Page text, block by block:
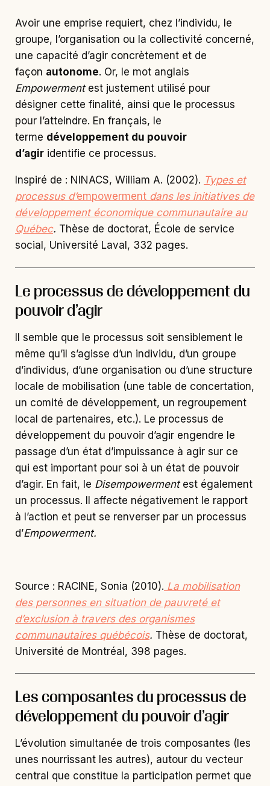
Avoir une emprise requiert, chez l’individu, le
groupe, l’organisation ou la collectivité concerné,
une capacité d’agir concrètement et de
façon autonome. Or, le mot anglais
Empowerment est justement utilisé pour
désigner cette finalité, ainsi que le processus
pour l’atteindre. En français, le
terme développement du pouvoir
d’agir identifie ce processus.
Inspiré de : NINACS, William A. (2002). Types et
processus d’empowerment dans les initiatives de
développement économique communautaire au
Québec. Thèse de doctorat, École de service
social, Université Laval, 332 pages.
Le processus de développement du
pouvoir d’agir
Il semble que le processus soit sensiblement le
même qu’il s’agisse d’un individu, d’un groupe
d’individus, d’une organisation ou d’une structure
locale de mobilisation (une table de concertation,
un comité de développement, un regroupement
local de partenaires, etc.). Le processus de
développement du pouvoir d’agir engendre le
passage d’un état d’impuissance à agir sur ce
qui est important pour soi à un état de pouvoir
d’agir. En fait, le Disempowerment est également
un processus. Il affecte négativement le rapport
à l’action et peut se renverser par un processus
d’Empowerment.
Source : RACINE, Sonia (2010). La mobilisation
des personnes en situation de pauvreté et
d’exclusion à travers des organismes
communautaires québécois. Thèse de doctorat,
Université de Montréal, 398 pages.
Les composantes du processus de
développement du pouvoir d’agir
L’évolution simultanée de trois composantes (les
unes nourrissant les autres), autour du vecteur
central que constitue la participation permet que